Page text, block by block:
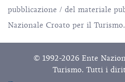
pubblicazione / del materiale
Nazionale Croato per il Turismo.
© 1992-2026 Ente
Turismo. Tutti i